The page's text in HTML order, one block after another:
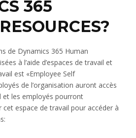
365
de Dynamics 365 Human
à l’aide d’espaces de travail et
est «Employee Self
de l’organisation auront accès
et les employés pourront
cet espace de travail pour accéder à